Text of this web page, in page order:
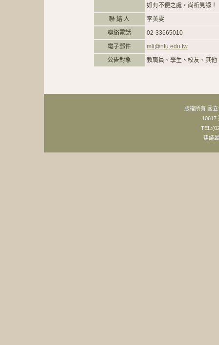
如有不便之處，尚祈見諒！
聯 絡 人
李美雯
聯絡電話
02-33665010
電子郵件
mli@ntu.edu.tw
公告對象
教職員、學生、校友、其他
版權所有 國
10617
建議